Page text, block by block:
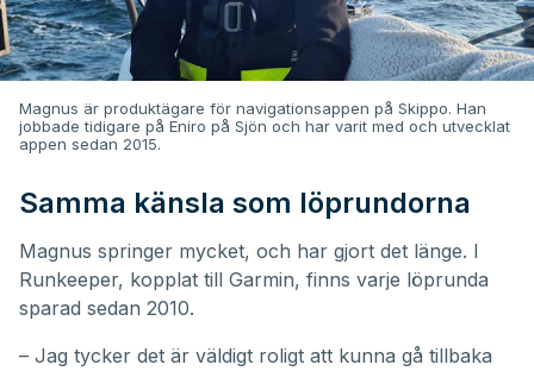
Magnus är produktägare för navigationsappen på Skippo. Han
jobbade tidigare på Eniro på Sjön och har varit med och utvecklat
appen sedan 2015.
Samma känsla som löprundorna
Magnus springer mycket, och har gjort det länge. I
Runkeeper, kopplat till Garmin, finns varje löprunda
sparad sedan 2010.
– Jag tycker det är väldigt roligt att kunna gå tillbaka